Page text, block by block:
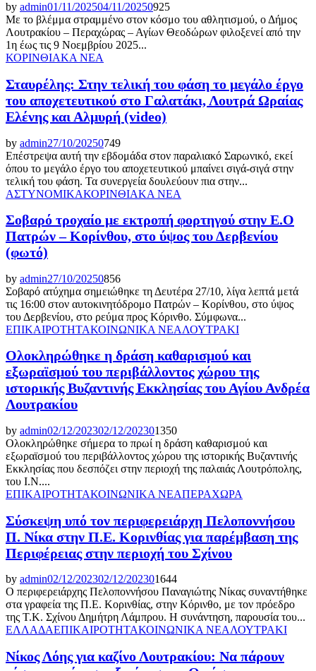
by admin01/11/202504/11/20250925
Με το βλέμμα στραμμένο στον κόσμο του αθλητισμού, ο Δήμος
Λουτρακίου – Περαχώρας – Αγίων Θεοδώρων φιλοξενεί από την
1η έως τις 9 Νοεμβρίου 2025...
ΚΟΡΙΝΘΙΑΚΑ ΝΕΑ
Σταυρέλης: Στην τελική του φάση το μεγάλο έργο
του αποχετευτικού στο Γαλατάκι, Λουτρά Ωραίας
Ελένης και Αλμυρή (video)
by admin27/10/20250749
Επέστρεψα αυτή την εβδομάδα στον παραλιακό Σαρωνικό, εκεί
όπου το μεγάλο έργο του αποχετευτικού μπαίνει σιγά-σιγά στην
τελική του φάση. Τα συνεργεία δουλεύουν πια στην...
ΑΣΤΥΝΟΜΙΚΑΚΟΡΙΝΘΙΑΚΑ ΝΕΑ
Σοβαρό τροχαίο με εκτροπή φορτηγού στην Ε.Ο
Πατρών – Κορίνθου, στο ύψος του Δερβενίου
(φωτό)
by admin27/10/20250856
Σοβαρό ατύχημα σημειώθηκε τη Δευτέρα 27/10, λίγα λεπτά μετά
τις 16:00 στον αυτοκινητόδρομο Πατρών – Κορίνθου, στο ύψος
του Δερβενίου, στο ρεύμα προς Κόρινθο. Σύμφωνα...
ΕΠΙΚΑΙΡΟΤΗΤΑΚΟΙΝΩΝΙΚΑ ΝΕΑΛΟΥΤΡΑΚΙ
Ολοκληρώθηκε η δράση καθαρισμού και
εξωραϊσμού του περιβάλλοντος χώρου της
ιστορικής Βυζαντινής Εκκλησίας του Αγίου Ανδρέα
Λουτρακίου
by admin02/12/202302/12/202301350
Ολοκληρώθηκε σήμερα το πρωί η δράση καθαρισμού και
εξωραϊσμού του περιβάλλοντος χώρου της ιστορικής Βυζαντινής
Εκκλησίας που δεσπόζει στην περιοχή της παλαιάς Λουτρόπολης,
του Ι.Ν....
ΕΠΙΚΑΙΡΟΤΗΤΑΚΟΙΝΩΝΙΚΑ ΝΕΑΠΕΡΑΧΩΡΑ
Σύσκεψη υπό τον περιφερειάρχη Πελοποννήσου
Π. Νίκα στην Π.Ε. Κορινθίας για παρέμβαση της
Περιφέρειας στην περιοχή του Σχίνου
by admin02/12/202302/12/202301644
Ο περιφερειάρχης Πελοποννήσου Παναγιώτης Νίκας συναντήθηκε
στα γραφεία της Π.Ε. Κορινθίας, στην Κόρινθο, με τον πρόεδρο
της Τ.Κ. Σχίνου Δημήτρη Λάμπρου. Η συνάντηση, παρουσία του...
ΕΛΛΑΔΑΕΠΙΚΑΙΡΟΤΗΤΑΚΟΙΝΩΝΙΚΑ ΝΕΑΛΟΥΤΡΑΚΙ
Νίκος Λόης για καζίνο Λουτρακίου: Να πάρουν